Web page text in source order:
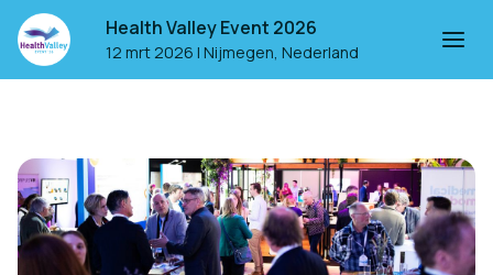
Health Valley Event 2026
12 mrt 2026 | Nijmegen, Nederland